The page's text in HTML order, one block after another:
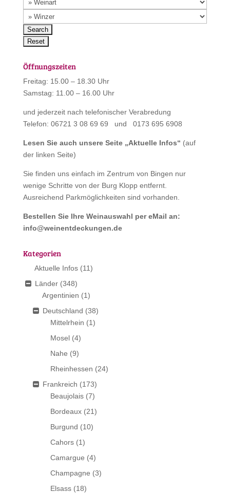
Öffnungszeiten
Freitag: 15.00 – 18.30 Uhr
Samstag: 11.00 – 16.00 Uhr
und jederzeit nach telefonischer Verabredung
Telefon: 06721 3 08 69 69 und 0173 695 6908
Lesen Sie auch unsere Seite „Aktuelle Infos“ (auf
der linken Seite)
Sie finden uns einfach im Zentrum von Bingen nur
wenige Schritte von der Burg Klopp entfernt.
Ausreichend Parkmöglichkeiten sind vorhanden.
Bestellen Sie Ihre Weinauswahl per eMail an:
info@weinentdeckungen.de
Kategorien
Aktuelle Infos (11)
Länder (348)
Argentinien (1)
Deutschland (38)
Mittelrhein (1)
Mosel (4)
Nahe (9)
Rheinhessen (24)
Frankreich (173)
Beaujolais (7)
Bordeaux (21)
Burgund (10)
Cahors (1)
Camargue (4)
Champagne (3)
Elsass (18)